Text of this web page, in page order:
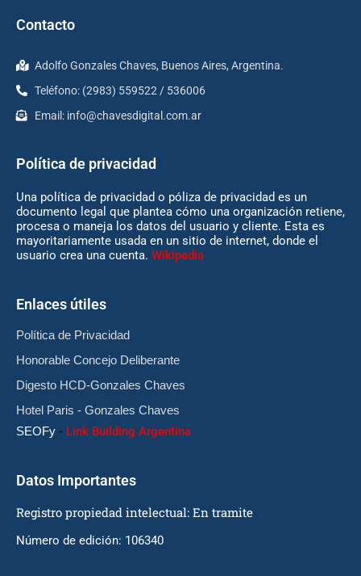
Contacto
Adolfo Gonzales Chaves, Buenos Aires, Argentina.
Teléfono: (2983) 559522 / 536006
Email: info@chavesdigital.com.ar
Política de privacidad
Una política de privacidad o póliza de privacidad es un
documento legal que plantea cómo una organización retiene,
procesa o maneja los datos del usuario y cliente. Esta es
mayoritariamente usada en un sitio de internet, donde el
usuario crea una cuenta. Wikipedia
Enlaces útiles
Política de Privacidad
Honorable Concejo Deliberante
Digesto HCD-Gonzales Chaves
Hotel Paris - Gonzales Chaves
SEOFy - Link Building Argentina
Datos Importantes
Registro propiedad intelectual: En tramite
Número de edición: 106340